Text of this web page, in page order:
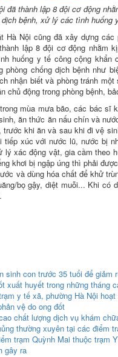
đã thành lập 8 đội cơ động
bệnh, xử lý các tình huống
Nội cũng đã xây dựng các
lập 8 đội cơ động nhằm
huống y tế công cộng
phòng chống dịch bệnh như
nhận biết và phòng tránh
chủ động trong phòng bệnh,
mùa mưa bão, các bác sĩ
ăn thức ăn nấu chín và
khi ăn và sau khi đi vệ
xúc với nước lũ, nước bị
lý xác động vật, gia cầm theo
khơi bị ngập úng thì phải
và dùng hóa chất để khử
bọ gậy, diệt muỗi... Khi có
sinh con trước 35 tuổi để giảm
xuất huyết trong những tháng
y tế xã, phường Hà Nội
vệ do ong đốt
chất lượng dịch vụ khám
thường xuyên tại các điểm
trạm Quỳnh Mai thuộc trạm
gây ra